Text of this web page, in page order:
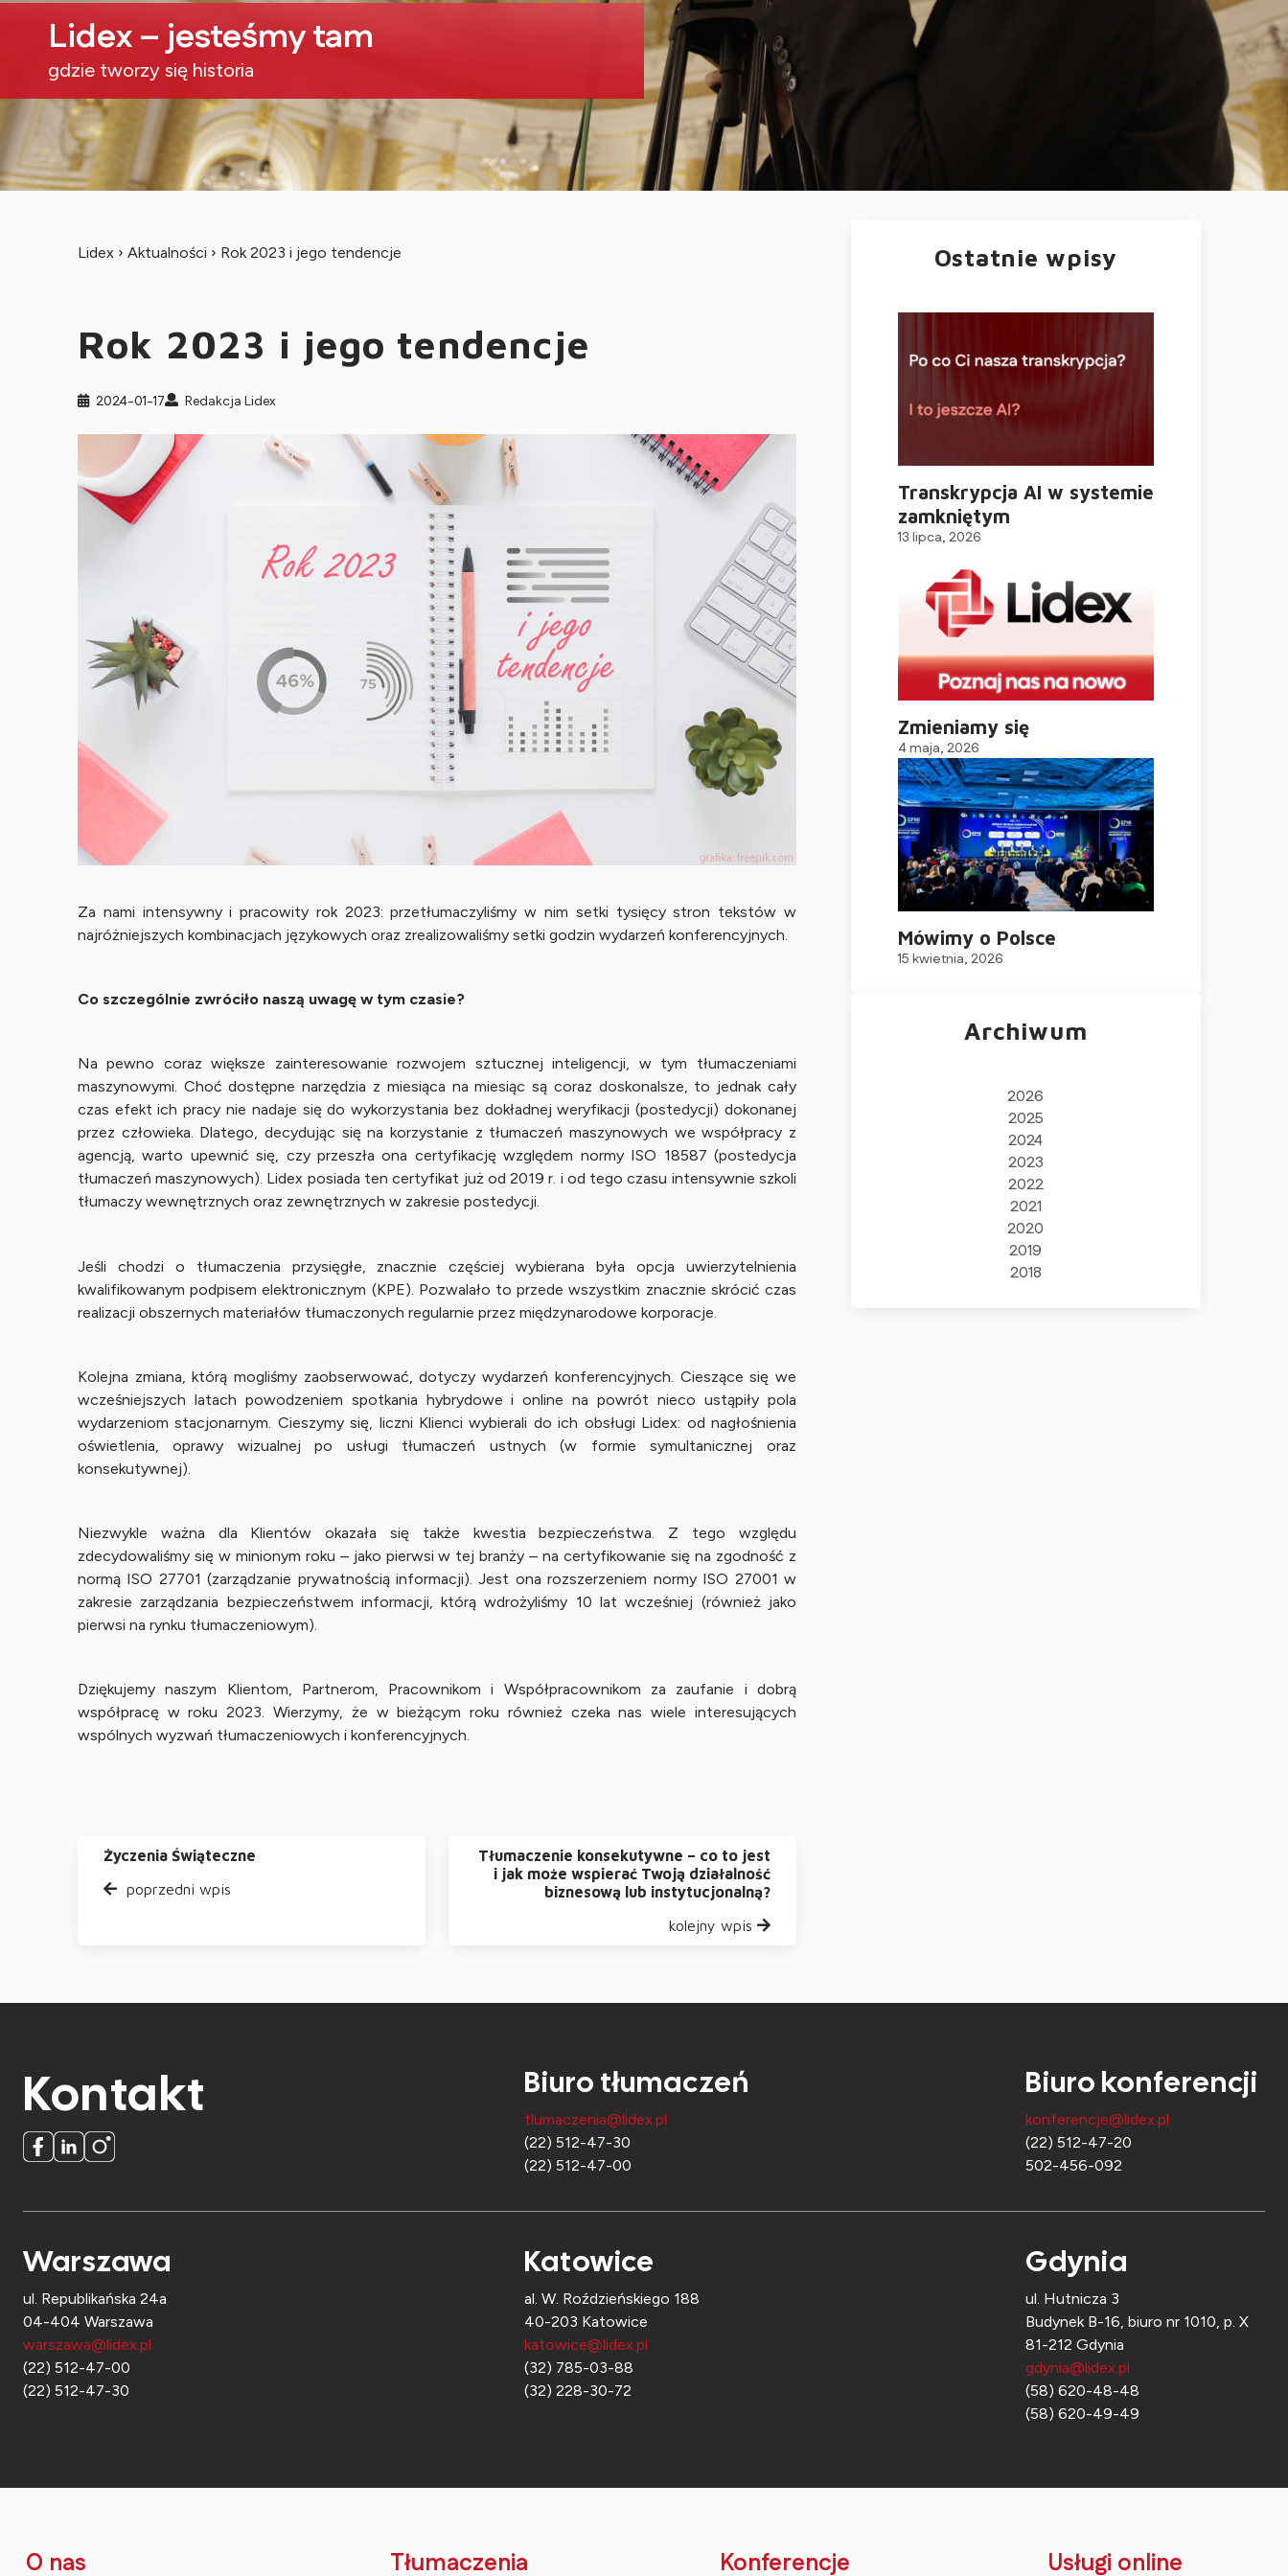
Lidex – jesteśmy tam
gdzie tworzy się historia
Lidex› Aktualności › Rok 2023 i jego tendencje
Rok 2023 i jego tendencje
2024-01-17 Redakcja Lidex
Za nami intensywny i pracowity rok 2023: przetłumaczyliśmy w nim setki tysięcy stron tekstów w
najróżniejszych kombinacjach językowych oraz zrealizowaliśmy setki godzin wydarzeń konferencyjnych.
Co szczególnie zwróciło naszą uwagę w tym czasie?
Na pewno coraz większe zainteresowanie rozwojem sztucznej inteligencji, w tym tłumaczeniami
maszynowymi. Choć dostępne narzędzia z miesiąca na miesiąc są coraz doskonalsze, to jednak cały
czas efekt ich pracy nie nadaje się do wykorzystania bez dokładnej weryfikacji (postedycji) dokonanej
przez człowieka. Dlatego, decydując się na korzystanie z tłumaczeń maszynowych we współpracy z
agencją, warto upewnić się, czy przeszła ona certyfikację względem normy ISO 18587 (postedycja
tłumaczeń maszynowych). Lidex posiada ten certyfikat już od 2019 r. i od tego czasu intensywnie szkoli
tłumaczy wewnętrznych oraz zewnętrznych w zakresie postedycji.
Jeśli chodzi o tłumaczenia przysięgłe, znacznie częściej wybierana była opcja uwierzytelnienia
kwalifikowanym podpisem elektronicznym (KPE). Pozwalało to przede wszystkim znacznie skrócić czas
realizacji obszernych materiałów tłumaczonych regularnie przez międzynarodowe korporacje.
Kolejna zmiana, którą mogliśmy zaobserwować, dotyczy wydarzeń konferencyjnych. Cieszące się we
wcześniejszych latach powodzeniem spotkania hybrydowe i online na powrót nieco ustąpiły pola
wydarzeniom stacjonarnym. Cieszymy się, liczni Klienci wybierali do ich obsługi Lidex: od nagłośnienia
oświetlenia, oprawy wizualnej po usługi tłumaczeń ustnych (w formie symultanicznej oraz
konsekutywnej).
Niezwykle ważna dla Klientów okazała się także kwestia bezpieczeństwa. Z tego względu
zdecydowaliśmy się w minionym roku – jako pierwsi w tej branży – na certyfikowanie się na zgodność z
normą ISO 27701 (zarządzanie prywatnością informacji). Jest ona rozszerzeniem normy ISO 27001 w
zakresie zarządzania bezpieczeństwem informacji, którą wdrożyliśmy 10 lat wcześniej (również jako
pierwsi na rynku tłumaczeniowym).
Dziękujemy naszym Klientom, Partnerom, Pracownikom i Współpracownikom za zaufanie i dobrą
współpracę w roku 2023. Wierzymy, że w bieżącym roku również czeka nas wiele interesujących
wspólnych wyzwań tłumaczeniowych i konferencyjnych.
Życzenia Świąteczne
poprzedni wpis
Tłumaczenie konsekutywne – co to jest
i jak może wspierać Twoją działalność
biznesową lub instytucjonalną?
kolejny wpis
Ostatnie wpisy
Transkrypcja AI w systemie
zamkniętym
13 lipca, 2026
Zmieniamy się
4 maja, 2026
Mówimy o Polsce
15 kwietnia, 2026
Archiwum
2026
2025
2024
2023
2022
2021
2020
2019
2018
Kontakt Biuro tłumaczeń
tlumaczenia@lidex.pl
(22) 512-47-30
(22) 512-47-00
Biuro konferencji
konferencje@lidex.pl
(22) 512-47-20
502-456-092
Warszawa
ul. Republikańska 24a
04-404 Warszawa
warszawa@lidex.pl
(22) 512-47-00
(22) 512-47-30
Katowice
al. W. Roździeńskiego 188
40-203 Katowice
katowice@lidex.pl
(32) 785-03-88
(32) 228-30-72
Gdynia
ul. Hutnicza 3
Budynek B-16, biuro nr 1010, p. X
81-212 Gdynia
gdynia@lidex.pl
(58) 620-48-48
(58) 620-49-49
O nas Tłumaczenia Konferencje Usługi online